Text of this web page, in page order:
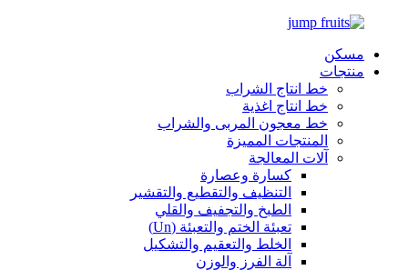
مسكن
منتجات
خط انتاج الشراب
خط انتاج اغذية
خط معجون المربى والشراب
المنتجات المميزة
آلات المعالجة
كسارة وعصارة
التنظيف والتقطيع والتقشير
الطبخ والتجفيف والقلي
تعبئة الختم والتعبئة (Un)
الخلط والتعقيم والتشكيل
آلة الفرز والوزن